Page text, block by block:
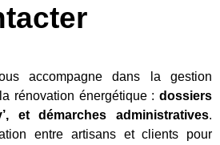
accompagne dans la gestion
rénovation énergétique : dossiers
et démarches administratives.
entre artisans et clients pour